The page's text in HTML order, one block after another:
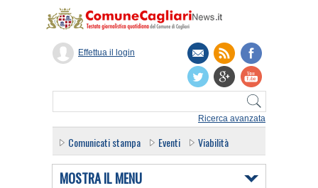
Ricerca avanzata
Effettua il login
Comunicati stampa Eventi Viabilità
MOSTRA IL MENU